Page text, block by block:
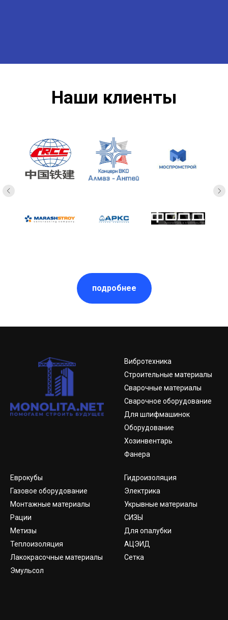
Наши клиенты
подробнее
Вибротехника
Строительные материалы
Сварочные материалы
Сварочное оборудование
Для шлифмашинок
Оборудование
Хозинвентарь
Фанера
Еврокубы
Газовое оборудование
Монтажные материалы
Рации
Метизы
Теплоизоляция
Лакокрасочные материалы
Эмульсол
Гидроизоляция
Электрика
Укрывные материалы
СИЗЫ
Для опалубки
АЦЭИД
Сетка